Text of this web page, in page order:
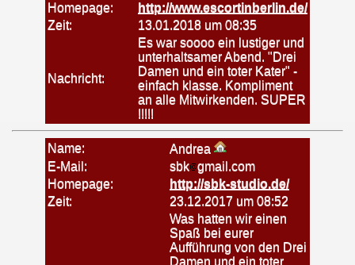
Homepage:
http://www.escortinberlin.de/
Zeit:
13.01.2018 um 08:35
Nachricht:
Es war soooo ein lustiger und
unterhaltsamer Abend. "Drei
Damen und ein toter Kater" -
einfach klasse. Kompliment
an alle Mitwirkenden. SUPER
!!!!!
Name:
Andrea
E-Mail:
sbk gmail.com
Homepage:
http://sbk-studio.de/
Zeit:
23.12.2017 um 08:52
Was hatten wir einen
Spaß bei eurer
Aufführung von den Drei
Damen und ein toter